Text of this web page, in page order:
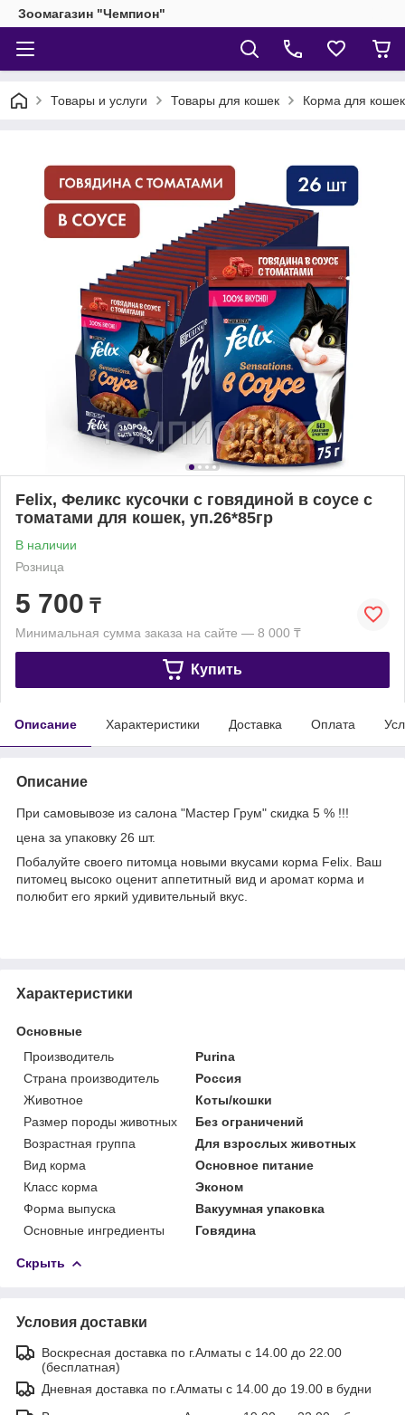
Зоомагазин "Чемпион"
Товары и услуги Товары для кошек Корма для кошек
Felix, Феликс кусочки с говядиной в соусе с
томатами для кошек, уп.26*85гр
В наличии
Розница
5 700 ₸
Минимальная сумма заказа на сайте — 8 000 ₸
Купить
Описание Характеристики Доставка Оплата
Описание
При самовывозе из салона "Мастер Грум" скидка 5 % !!!
цена за упаковку 26 шт.
Побалуйте своего питомца новыми вкусами корма Felix. Ваш
питомец высоко оценит аппетитный вид и аромат корма и
полюбит его яркий удивительный вкус.
Характеристики
Основные
Производитель
Purina
Страна производитель
Россия
Животное
Коты/кошки
Размер породы животных
Без ограничений
Возрастная группа
Для взрослых животных
Вид корма
Основное питание
Класс корма
Эконом
Форма выпуска
Вакуумная упаковка
Основные ингредиенты
Говядина
Скрыть
Условия доставки
Воскресная доставка по г.Алматы с 14.00 до 22.00
(бесплатная)
Дневная доставка по г.Алматы с 14.00 до 19.00 в будни